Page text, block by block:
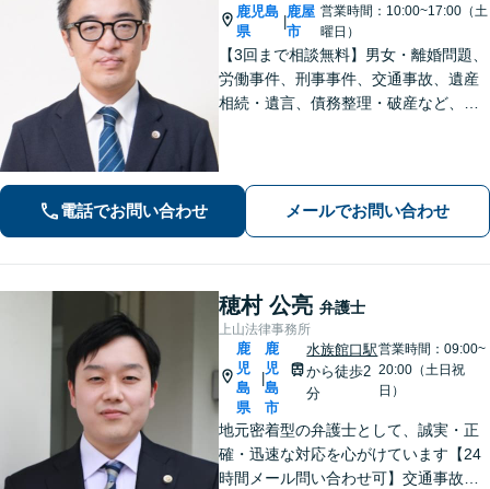
鹿児島
県
鹿屋
市
営業時間：10:00~17:00（土
曜日）
【3回まで相談無料】男女・離婚問題、
労働事件、刑事事件、交通事故、遺産
相続・遺言、債務整理・破産など、幅
ご相談ください。
電話でお問い合わせ メールでお問い合わせ
穂村 公亮 弁護士
上山法律事務所
鹿
児
島
県
鹿
児
島
市
水族館口駅
から徒歩2
分
営業時間：09:00~
20:00（土日祝
日）
地元密着型の弁護士として、誠実・正
確・迅速な対応を心がけています【24
時間メール問い合わせ可】交通事故／